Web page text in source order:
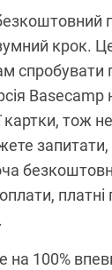
крок.
спробувати
Basecamp
картки, тож
на 100%